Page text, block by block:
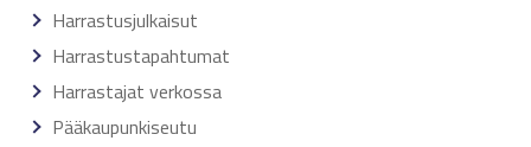
Harrastusjulkaisut
Harrastustapahtumat
Harrastajat verkossa
Pääkaupunkiseutu